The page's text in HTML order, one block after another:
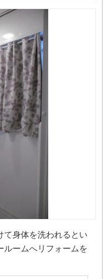
て身体を洗われるとい
ルームへリフォームを